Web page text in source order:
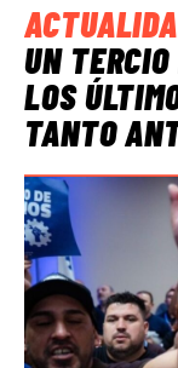
UN
LOS
TANTO